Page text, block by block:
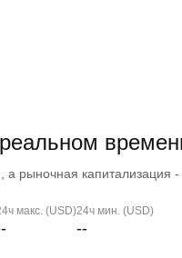
а рыночная капитализация
макс. (USD)24ч мин. (USD)
--